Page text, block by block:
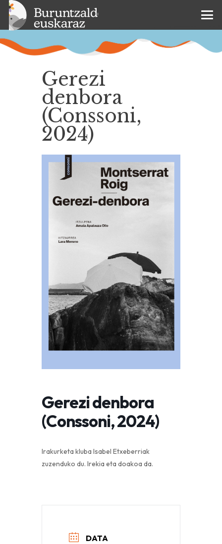
Gerezi
denbora
(Conssoni,
2024)
Gerezi denbora
(Conssoni, 2024)
Irakurketa kluba Isabel Etxeberriak
zuzenduko du. Irekia eta doakoa da.
DATA